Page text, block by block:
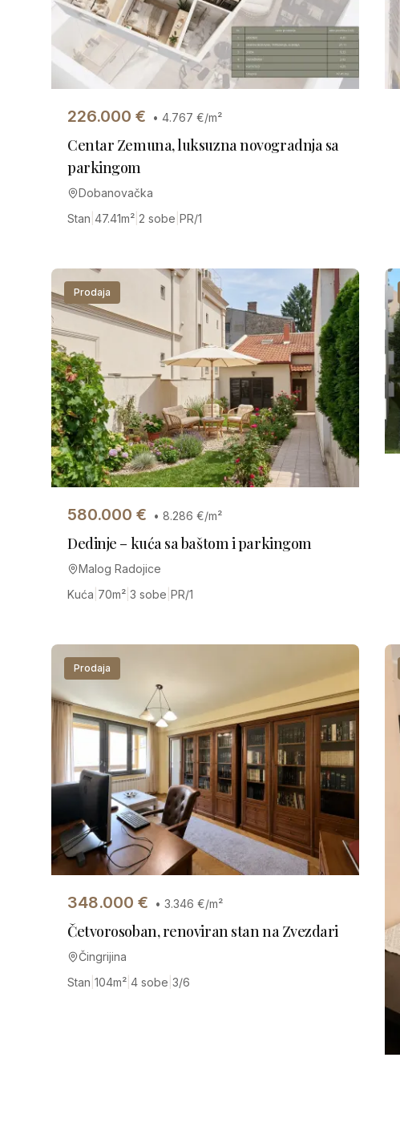
226.000 € • 4.767 €/m²
Centar Zemuna, luksuzna novogradnja sa
parkingom
Dobanovačka
Stan 47.41m² 2 sobe PR/1
Prodaja
580.000 € • 8.286 €/m²
Dedinje – kuća sa baštom i parkingom
Malog Radojice
Kuća 70m² 3 sobe PR/1
Prodaja
348.000 € • 3.346 €/m²
Četvorosoban, renoviran stan na Zvezdari
Čingrijina
Stan 104m² 4 sobe 3/6